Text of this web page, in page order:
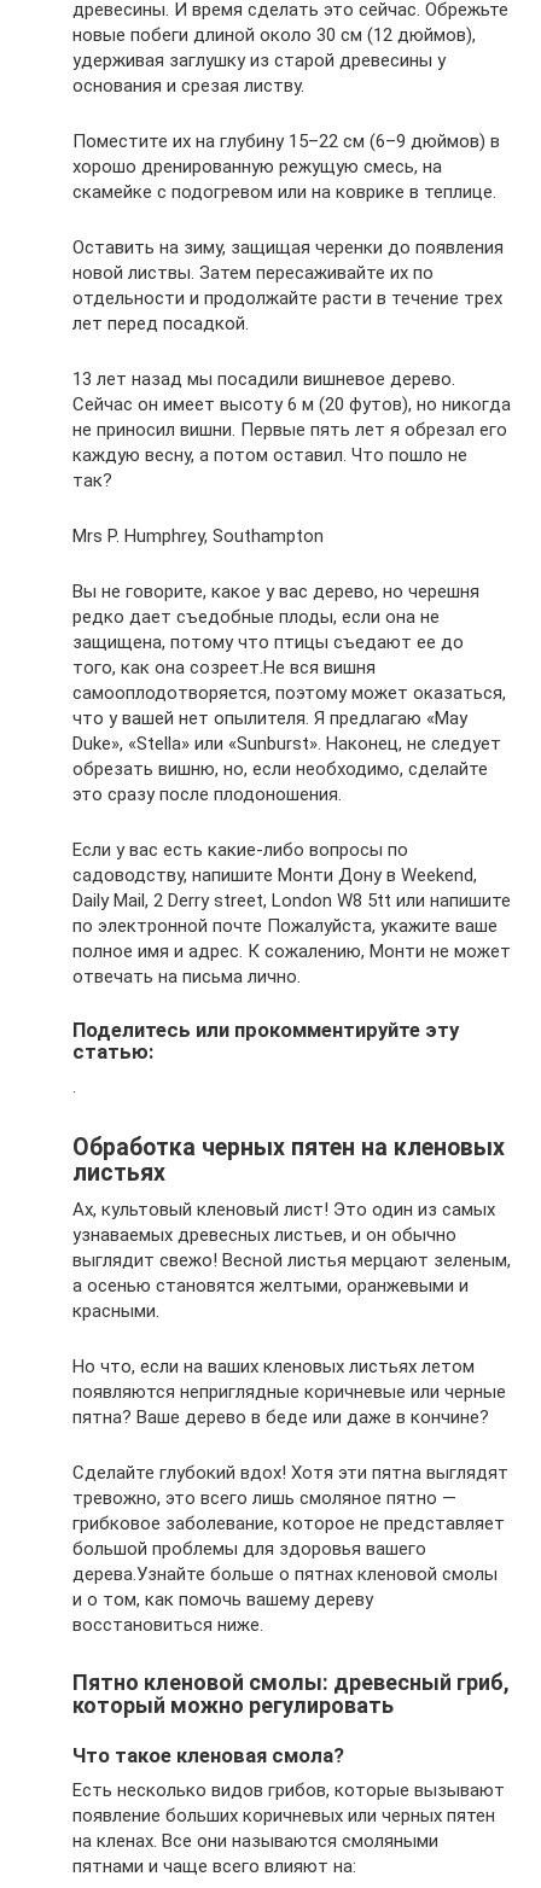
древесины. И время сделать это сейчас. Обрежьте
новые побеги длиной около 30 см (12 дюймов),
удерживая заглушку из старой древесины у
основания и срезая листву.
Поместите их на глубину 15–22 см (6–9 дюймов) в
хорошо дренированную режущую смесь, на
скамейке с подогревом или на коврике в теплице.
Оставить на зиму, защищая черенки до появления
новой листвы. Затем пересаживайте их по
отдельности и продолжайте расти в течение трех
лет перед посадкой.
13 лет назад мы посадили вишневое дерево.
Сейчас он имеет высоту 6 м (20 футов), но никогда
не приносил вишни. Первые пять лет я обрезал его
каждую весну, а потом оставил. Что пошло не
так?
Mrs P. Humphrey, Southampton
Вы не говорите, какое у вас дерево, но черешня
редко дает съедобные плоды, если она не
защищена, потому что птицы съедают ее до
того, как она созреет.Не вся вишня
самооплодотворяется, поэтому может оказаться,
что у вашей нет опылителя. Я предлагаю «May
Duke», «Stella» или «Sunburst». Наконец, не следует
обрезать вишню, но, если необходимо, сделайте
это сразу после плодоношения.
Если у вас есть какие-либо вопросы по
садоводству, напишите Монти Дону в Weekend,
Daily Mail, 2 Derry street, London W8 5tt или напишите
по электронной почте Пожалуйста, укажите ваше
полное имя и адрес. К сожалению, Монти не может
отвечать на письма лично.
Поделитесь или прокомментируйте эту
статью:
Обработка черных пятен на кленовых
листьях
Ах, культовый кленовый лист! Это один из самых
узнаваемых древесных листьев, и он обычно
выглядит свежо! Весной листья мерцают зеленым,
а осенью становятся желтыми, оранжевыми и
красными.
Но что, если на ваших кленовых листьях летом
появляются неприглядные коричневые или черные
пятна? Ваше дерево в беде или даже в кончине?
Сделайте глубокий вдох! Хотя эти пятна выглядят
тревожно, это всего лишь смоляное пятно —
грибковое заболевание, которое не представляет
большой проблемы для здоровья вашего
дерева.Узнайте больше о пятнах кленовой смолы
и о том, как помочь вашему дереву
восстановиться ниже.
Пятно кленовой смолы: древесный гриб,
который можно регулировать
Что такое кленовая смола?
Есть несколько видов грибов, которые вызывают
появление больших коричневых или черных пятен
на кленах. Все они называются смоляными
пятнами и чаще всего влияют на: